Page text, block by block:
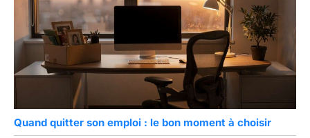
Quand quitter son emploi : le bon moment à choisir